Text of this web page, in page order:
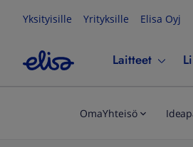
Yksityisille Yrityksille Elisa Oyj
Laitteet
OmaYhteisö